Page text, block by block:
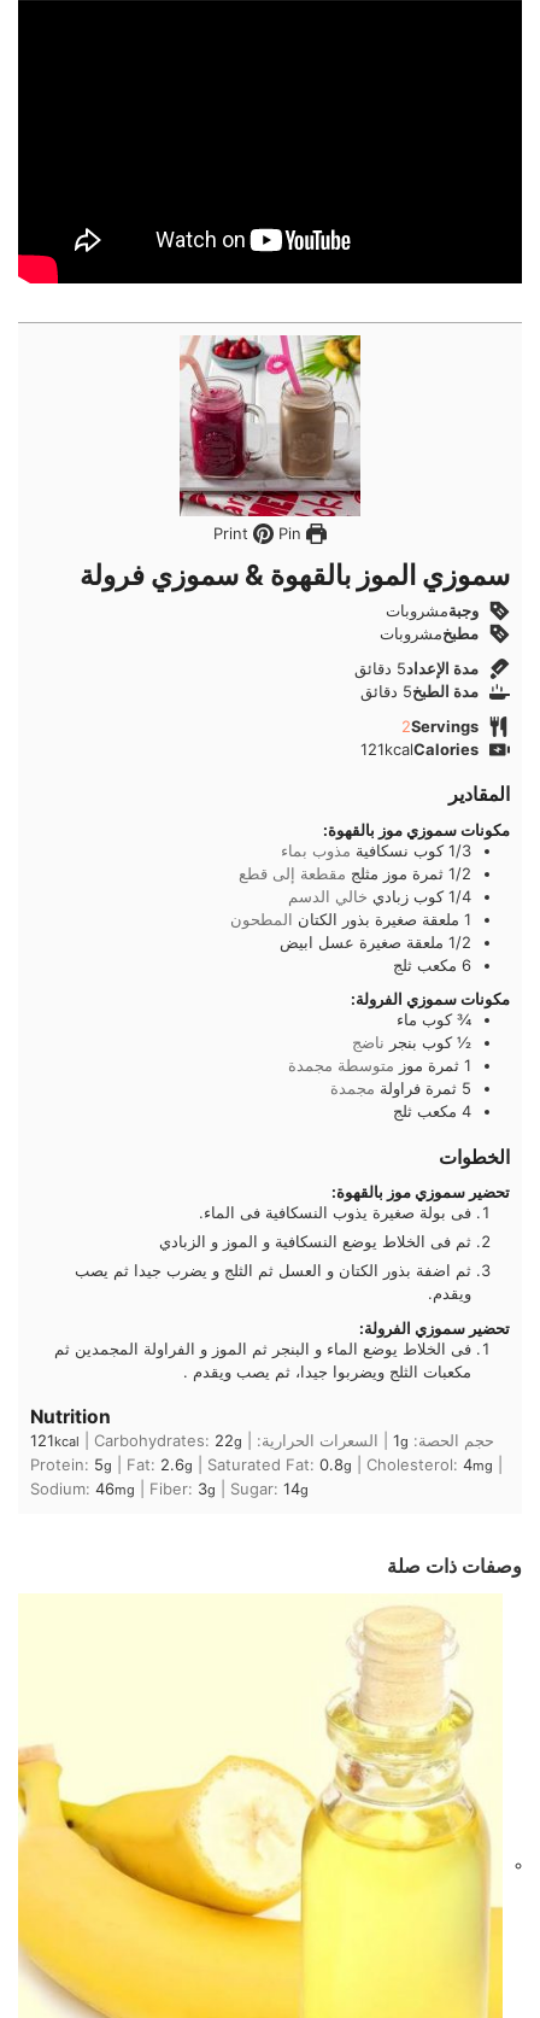
Pin
سموزي الموز بالقهوة & سموزي فرولة
وجبةمشروبات
مطبخمشروبات
مدة الإعداد5 دقائق
دقائق
مدة الطبخ5 دقائق
دقائق
Servings
2
Calories
121kcal
المقادير
مكونات سموزي موز بالقهوة:
1/3 كوب نسكافية مذوب بماء
1/2 ثمرة موز مثلج مقطعة إلى قطع
1/4 كوب زبادي خالي الدسم
1 ملعقة صغيرة بذور الكتان المطحون
1/2 ملعقة صغيرة عسل ابيض
6 مكعب ثلج
مكونات سموزي الفرولة:
¾ كوب ماء
½ كوب بنجر ناضج
1 ثمرة موز متوسطة مجمدة
5 ثمرة فراولة مجمدة
4 مكعب ثلج
الخطوات
تحضير سموزي موز بالقهوة:
فى بولة صغيرة يذوب النسكافية فى الماء.
ثم فى الخلاط يوضع النسكافية و الموز و الزبادي
ثم اضفة بذور الكتان و العسل ثم الثلج و يضرب جيدا ثم يصب
ويقدم.
تحضير سموزي الفرولة:
فى الخلاط يوضع الماء و البنجر ثم الموز و الفراولة المجمدين ثم
مكعبات الثلج ويضربوا جيدا، ثم يصب ويقدم .
Nutrition
حجم الحصة: 1g السعرات الحرارية: 121kcal Carbohydrates: 22g
Protein: 5g Fat: 2.6g Saturated Fat: 0.8g Cholesterol: 4mg
Sodium: 46mg Fiber: 3g Sugar: 14g
وصفات ذات صلة